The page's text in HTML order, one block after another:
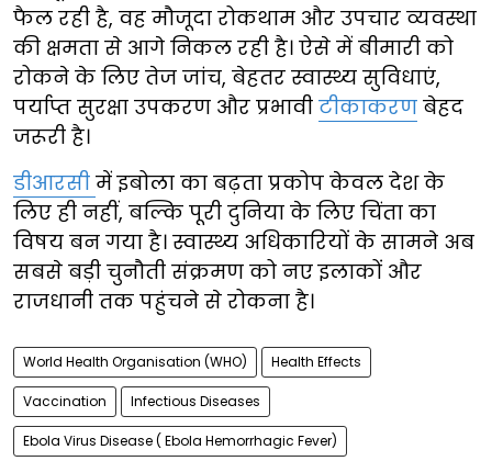
फैल रही है, वह मौजूदा रोकथाम और उपचार व्यवस्था
की क्षमता से आगे निकल रही है। ऐसे में बीमारी को
रोकने के लिए तेज जांच, बेहतर स्वास्थ्य सुविधाएं,
पर्याप्त सुरक्षा उपकरण और प्रभावी टीकाकरण बेहद
जरूरी है।
डीआरसी में इबोला का बढ़ता प्रकोप केवल देश के
लिए ही नहीं, बल्कि पूरी दुनिया के लिए चिंता का
विषय बन गया है। स्वास्थ्य अधिकारियों के सामने अब
सबसे बड़ी चुनौती संक्रमण को नए इलाकों और
राजधानी तक पहुंचने से रोकना है।
World Health Organisation (WHO) Health Effects
Vaccination Infectious Diseases
Ebola Virus Disease ( Ebola Hemorrhagic Fever)